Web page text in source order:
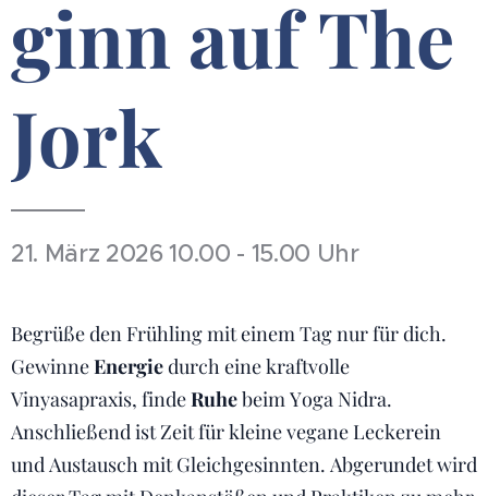
ginn aufThe
Jork
21. März 2026 10.00 - 15.00 Uhr
Begrüße den Frühling mit einem Tag nur für dich.
GewinneEnergiedurch eine kraftvolle
Vinyasapraxis, findeRuhebeim Yoga Nidra.
Anschließend ist Zeit für kleine vegane Leckerein
und Austausch mit Gleichgesinnten. Abgerundet wird